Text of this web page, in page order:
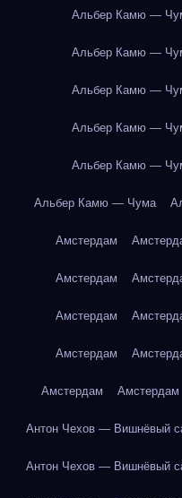
Альбер Камю —
Альбер Камю —
Альбер Камю —
Альбер Камю —
Альбер Камю —
Альбер Камю — Чума
Амстердам
Амстердам
Амстердам
Амстердам
Амстердам Амстердам
Антон Чехов — Вишнёвый
Антон Чехов — Вишнёвый